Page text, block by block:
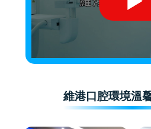
維港口腔環境溫